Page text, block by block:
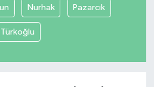
Nurhak Pazarcık
Türkoğlu